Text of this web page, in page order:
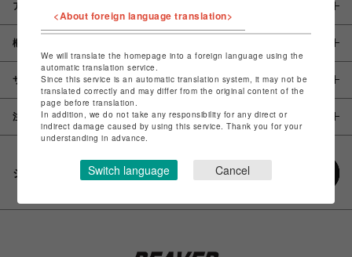
アイテム説明 / 素材
概要
サイズ
注意事項
シェアする
<About foreign language translation>
We will translate the homepage into a foreign language using the
automatic translation service.
Since this service is an automatic translation system, it may not be
translated correctly and may differ from the original content of the
page before translation.
In addition, we do not take any responsibility for any direct or
indirect damage caused by using this service. Thank you for your
understanding in advance.
Switch language Cancel